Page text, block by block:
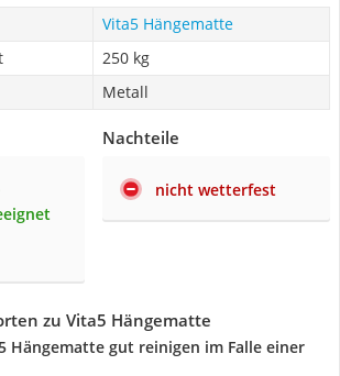
Vita5 Hängematte
250 kg
Metall
Nachteile
nicht wetterfest
zu Vita5 Hängematte
Hängematte gut reinigen im Falle einer